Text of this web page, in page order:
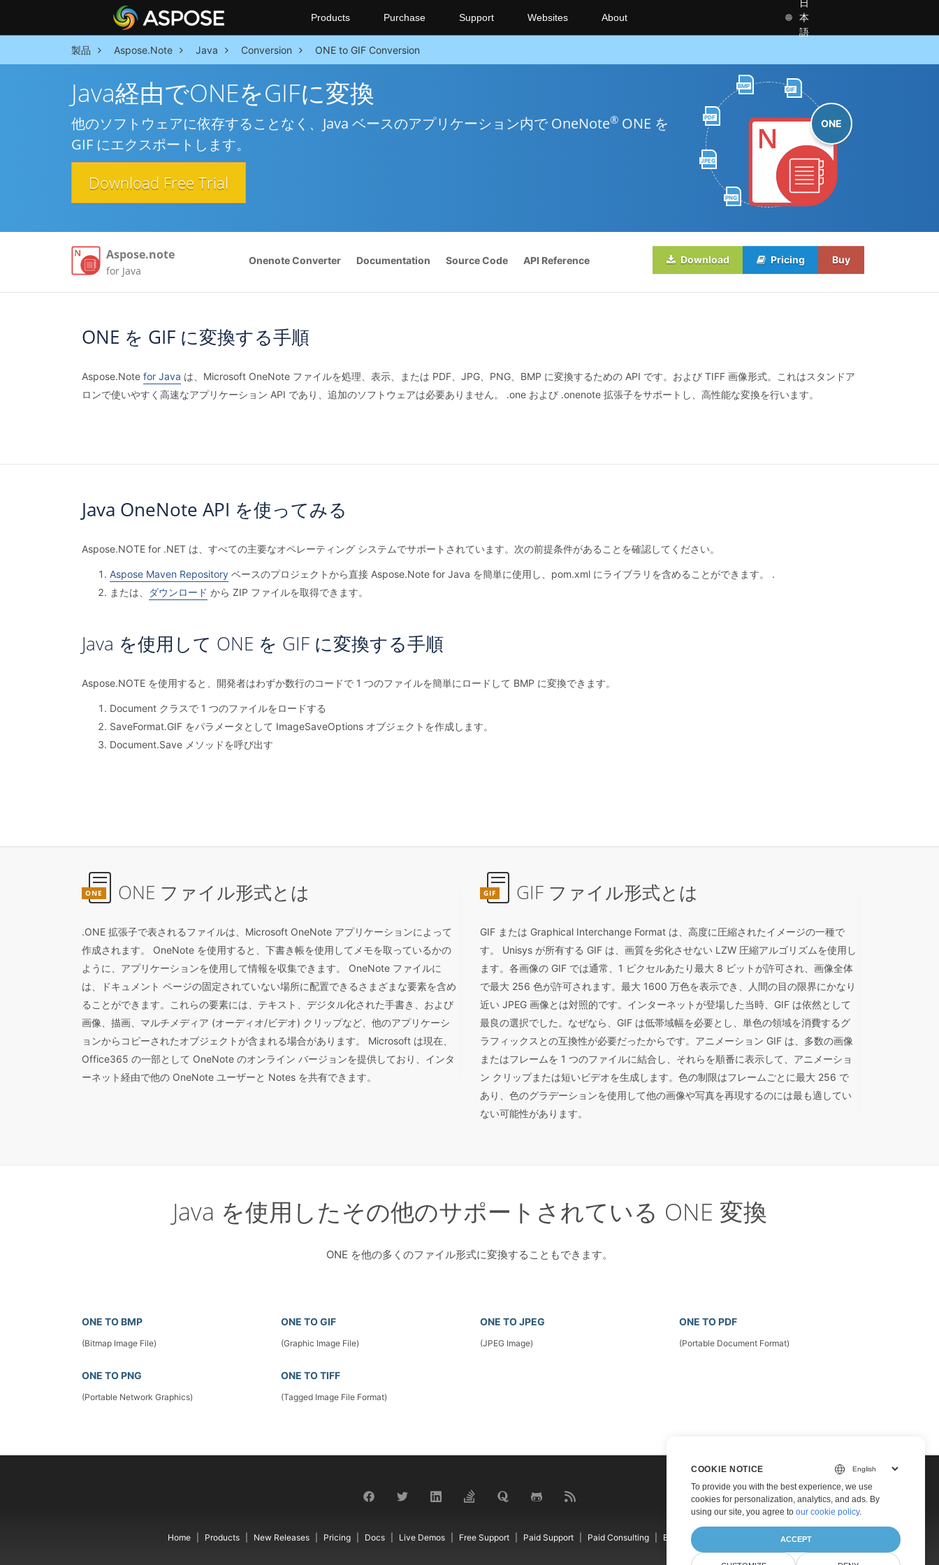
Products Purchase Support Websites About
日
本
語
製品 Aspose.Note Java Conversion ONE to GIF Conversion
BMP
GIF
PDF
JPEG
PNG
ONE
Java経由でONEをGIFに変換
他のソフトウェアに依存することなく、Java ベースのアプリケーション内で OneNote® ONE を
GIF にエクスポートします。
Download Free Trial
Aspose.note
for Java
Onenote Converter Documentation Source Code API Reference Download Pricing Buy
ONE を GIF に変換する手順
Aspose.Note for Java は、Microsoft OneNote ファイルを処理、表示、または PDF、JPG、PNG、BMP に変換するための API です。および TIFF 画像形式。これはスタンドア
ロンで使いやすく高速なアプリケーション API であり、追加のソフトウェアは必要ありません。 .one および .onenote 拡張子をサポートし、高性能な変換を行います。
Java OneNote API を使ってみる
Aspose.NOTE for .NET は、すべての主要なオペレーティング システムでサポートされています。次の前提条件があることを確認してください。
Aspose Maven Repository ベースのプロジェクトから直接 Aspose.Note for Java を簡単に使用し、pom.xml にライブラリを含めることができます。 .
または、
ダウンロード から ZIP ファイルを取得できます。
Java を使用して ONE を GIF に変換する手順
Aspose.NOTE を使用すると、開発者はわずか数行のコードで 1 つのファイルを簡単にロードして BMP に変換できます。
Document クラスで 1 つのファイルをロードする
SaveFormat.GIF をパラメータとして ImageSaveOptions オブジェクトを作成します。
Document.Save メソッドを呼び出す
ONE ONE ファイル形式とは
.ONE 拡張子で表されるファイルは、Microsoft OneNote アプリケーションによって
作成されます。 OneNote を使用すると、下書き帳を使用してメモを取っているかの
ように、アプリケーションを使用して情報を収集できます。 OneNote ファイルに
は、ドキュメント ページの固定されていない場所に配置できるさまざまな要素を含め
ることができます。これらの要素には、テキスト、デジタル化された手書き、および
画像、描画、マルチメディア (オーディオ/ビデオ) クリップなど、他のアプリケーシ
ョンからコピーされたオブジェクトが含まれる場合があります。 Microsoft は現在、
Office365 の一部として OneNote のオンライン バージョンを提供しており、インタ
ーネット経由で他の OneNote ユーザーと Notes を共有できます。
GIF GIF ファイル形式とは
GIF または Graphical Interchange Format は、高度に圧縮されたイメージの一種で
す。 Unisys が所有する GIF は、画質を劣化させない LZW 圧縮アルゴリズムを使用し
ます。各画像の GIF では通常、1 ピクセルあたり最大 8 ビットが許可され、画像全体
で最大 256 色が許可されます。最大 1600 万色を表示でき、人間の目の限界にかなり
近い JPEG 画像とは対照的です。インターネットが登場した当時、GIF は依然として
最良の選択でした。なぜなら、GIF は低帯域幅を必要とし、単色の領域を消費するグ
ラフィックスとの互換性が必要だったからです。アニメーション GIF は、多数の画像
またはフレームを 1 つのファイルに結合し、それらを順番に表示して、アニメーショ
ン クリップまたは短いビデオを生成します。色の制限はフレームごとに最大 256 で
あり、色のグラデーションを使用して他の画像や写真を再現するのには最も適してい
ない可能性があります。
Java を使用したその他のサポートされている ONE 変換
ONE を他の多くのファイル形式に変換することもできます。
ONE TO BMP
(Bitmap Image File)
ONE TO GIF
(Graphic Image File)
ONE TO JPEG
(JPEG Image)
ONE TO PDF
(Portable Document Format)
ONE TO PNG
(Portable Network Graphics)
ONE TO TIFF
(Tagged Image File Format)
Home Products New Releases Pricing Docs Live Demos Free Support Paid Support Paid Consulting Blog
COOKIE NOTICE
To provide you with the best experience, we use
cookies for personalization, analytics, and ads. By
using our site, you agree to our cookie policy.
ACCEPT